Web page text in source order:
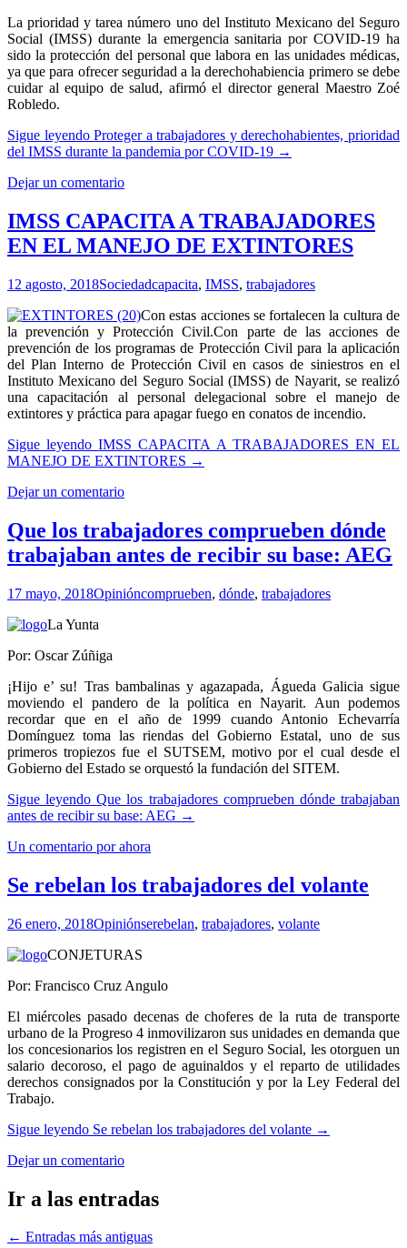
La prioridad y tarea número uno del Instituto Mexicano del Seguro
Social (IMSS) durante la emergencia sanitaria por COVID-19 ha
sido la protección del personal que labora en las unidades médicas,
ya que para ofrecer seguridad a la derechohabiencia primero se debe
cuidar al equipo de salud, afirmó el director general Maestro Zoé
Robledo.
Sigue leyendoProteger a trabajadores y derechohabientes, prioridad
del IMSS durante la pandemia por COVID-19 →
Dejar un comentario
IMSS CAPACITA A TRABAJADORES
EN EL MANEJO DE EXTINTORES
12 agosto, 2018Sociedadcapacita, IMSS, trabajadores
Con estas acciones se fortalecen la cultura de
la prevención y Protección Civil.Con parte de las acciones de
prevención de los programas de Protección Civil para la aplicación
del Plan Interno de Protección Civil en casos de siniestros en el
Instituto Mexicano del Seguro Social (IMSS) de Nayarit, se realizó
una capacitación al personal delegacional sobre el manejo de
extintores y práctica para apagar fuego en conatos de incendio.
Sigue leyendoIMSS CAPACITA A TRABAJADORES EN EL
MANEJO DE EXTINTORES →
Dejar un comentario
Que los trabajadores comprueben dónde
trabajaban antes de recibir su base: AEG
17 mayo, 2018Opinióncomprueben, dónde, trabajadores
La Yunta
Por: Oscar Zúñiga
¡Hijo e’ su! Tras bambalinas y agazapada, Águeda Galicia sigue
moviendo el pandero de la política en Nayarit. Aun podemos
recordar que en el año de 1999 cuando Antonio Echevarría
Domínguez toma las riendas del Gobierno Estatal, uno de sus
primeros tropiezos fue el SUTSEM, motivo por el cual desde el
Gobierno del Estado se orquestó la fundación del SITEM.
Sigue leyendoQue los trabajadores comprueben dónde trabajaban
antes de recibir su base: AEG →
Un comentario por ahora
Se rebelan los trabajadores del volante
26 enero, 2018Opiniónserebelan, trabajadores, volante
CONJETURAS
Por: Francisco Cruz Angulo
El miércoles pasado decenas de choferes de la ruta de transporte
urbano de la Progreso 4 inmovilizaron sus unidades en demanda que
los concesionarios los registren en el Seguro Social, les otorguen un
salario decoroso, el pago de aguinaldos y el reparto de utilidades
derechos consignados por la Constitución y por la Ley Federal del
Trabajo.
Sigue leyendo Se rebelan los trabajadores del volante →
Dejar un comentario
Ir a las entradas
← Entradas más antiguas